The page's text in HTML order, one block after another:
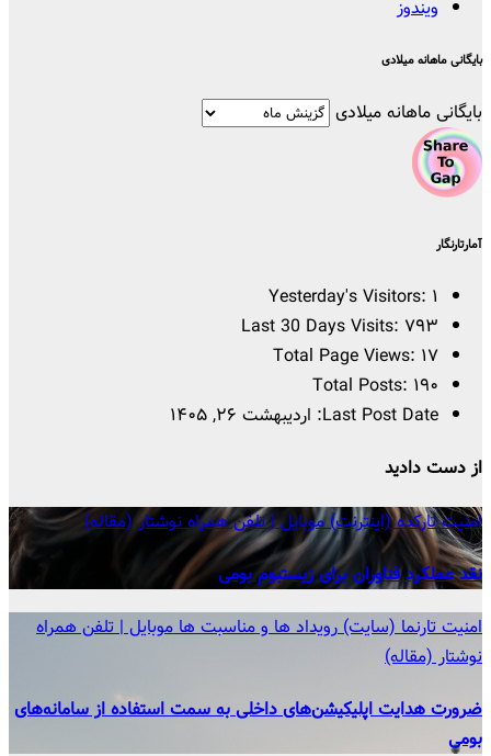
ویندوز
بایگانی ماهانه میلادی
بایگانی ماهانه میلادی
آمارتارنگار
Yesterday's Visitors: ۱
Last 30 Days Visits: ۷۹۳
Total Page Views: ۱۷
Total Posts: ۱۹۰
Last Post Date: اردیبهشت ۲۶, ۱۴۰۵
از دست دادید
امنیتتارکده (اینترنت)موبایل | تلفن همراهنوشتار (مقاله)
نقد عملکرد فناوران برای زیستبوم بومی
امنیتتارنما (سایت)رویداد ها و مناسبت هاموبایل | تلفن همراه
نوشتار (مقاله)
ضرورت هدایت اپلیکیشن‌های داخلی به سمت استفاده از سامانه‌های
بومی